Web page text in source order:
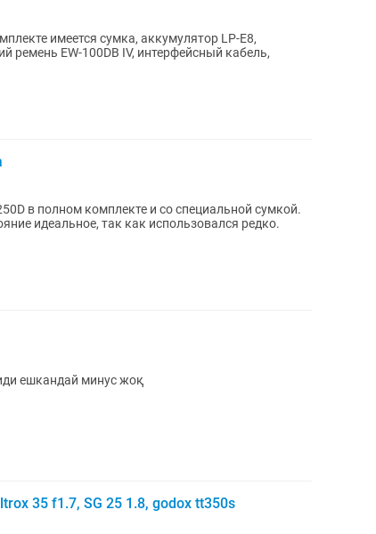
имеется сумка, аккумулятор LP-E8,
ремень EW-100DB IV, интерфейсный кабель,
в полном комплекте и со специальной сумкой.
идеальное, так как использовался редко.
ешкандай минус жоқ
35 f1.7, SG 25 1.8, godox tt350s